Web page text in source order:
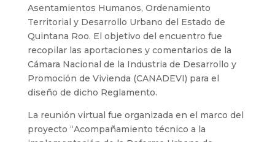
Asentamientos Humanos, Ordenamiento
Territorial y Desarrollo Urbano del Estado de
Quintana Roo. El objetivo del encuentro fue
recopilar las aportaciones y comentarios de la
Cámara Nacional de la Industria de Desarrollo y
Promoción de Vivienda (CANADEVI) para el
diseño de dicho Reglamento.
La reunión virtual fue organizada en el marco del
proyecto “Acompañamiento técnico a la